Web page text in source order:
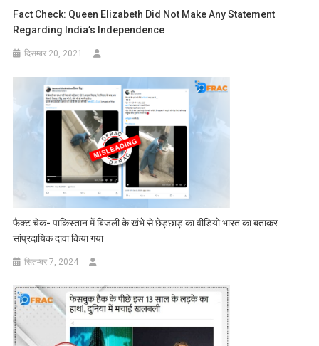
Fact Check: Queen Elizabeth Did Not Make Any Statement
Regarding India’s Independence
दिसम्बर 20, 2021
फैक्ट चेक- पाकिस्तान में बिजली के खंभे से छेड़छाड़ का वीडियो भारत का बताकर
सांप्रदायिक दावा किया गया
सितम्बर 7, 2024